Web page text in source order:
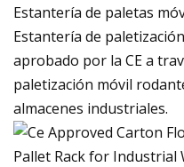
Estantería de paletas
Estantería de
aprobado por la CE a
paletización móvil
almacenes industriales.